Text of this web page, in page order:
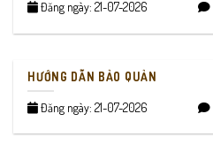
Đăng ngày: 21-07-2026
HƯỚNG DẪN BẢO QUẢN
Đăng ngày: 21-07-2026